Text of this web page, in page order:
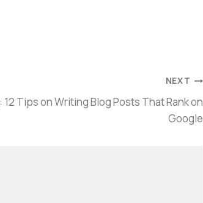
NEXT
12 Tips on Writing Blog Posts That Rank on
Google